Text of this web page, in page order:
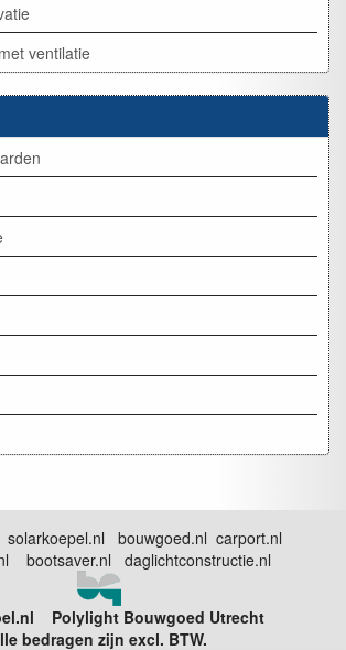
ventilatie
bouwgoed.nl carport.nl
bootsaver.nl daglichtconstructie.nl
Polylight Bouwgoed Utrecht
bedragen zijn excl. BTW.